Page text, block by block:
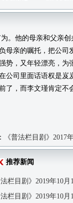
他的母亲和父亲创
母亲的嘱托，把公
，又年轻漂亮，为
公司里面话语权是
了，而李文瑾肯定
《普法栏目剧》2017
推荐新闻
法栏目剧》2019年10
法栏目剧》2019年10